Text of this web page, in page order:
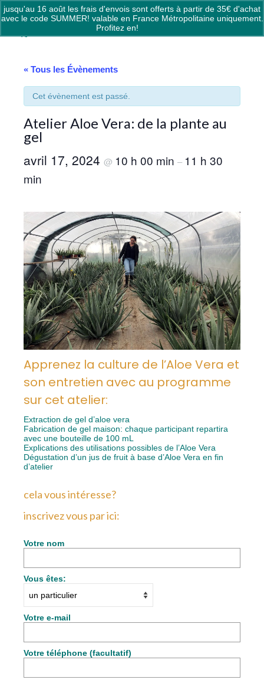
jusqu'au 16 août les frais d'envois sont offerts à partir de 35€ d'achat
avec le code SUMMER! valable en France Métropolitaine uniquement.
Profitez en!
« Tous les Évènements
Cet évènement est passé.
Atelier Aloe Vera: de la plante au
gel
avril 17, 2024 @ 10 h 00 min – 11 h 30
min
Apprenez la culture de l’Aloe Vera et
son entretien avec au programme
sur cet atelier:
Extraction de gel d’aloe vera
Fabrication de gel maison: chaque participant repartira
avec une bouteille de 100 mL
Explications des utilisations possibles de l’Aloe Vera
Dégustation d’un jus de fruit à base d’Aloe Vera en fin
d’atelier
cela vous intéresse?
inscrivez vous par ici:
Votre nom
Vous êtes:
Votre e-mail
Votre téléphone (facultatif)